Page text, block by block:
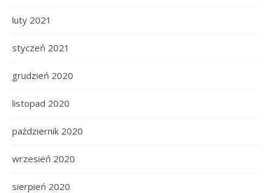
luty 2021
styczeń 2021
grudzień 2020
listopad 2020
październik 2020
wrzesień 2020
sierpień 2020